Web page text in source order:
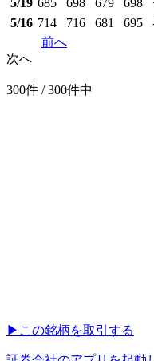
5/19 685 698 679 698
5/16 714 716 681 695
前へ
次へ
300件 / 300件中
▶︎ この銘柄を取引する